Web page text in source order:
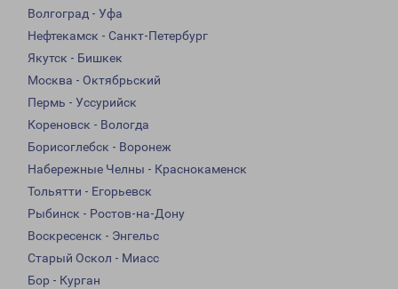
Волгоград - Уфа
Нефтекамск - Санкт-Петербург
Якутск - Бишкек
Москва - Октябрьский
Пермь - Уссурийск
Кореновск - Вологда
Борисоглебск - Воронеж
Набережные Челны - Краснокаменск
Тольятти - Егорьевск
Рыбинск - Ростов-на-Дону
Воскресенск - Энгельс
Старый Оскол - Миасс
Бор - Курган